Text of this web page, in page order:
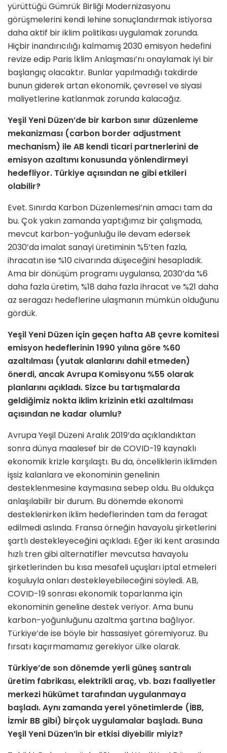
yürüttüğü Gümrük Birliği Modernizasyonu
görüşmelerini kendi lehine sonuçlandırmak istiyorsa
daha aktif bir iklim politikası uygulamak zorunda.
Hiçbir inandırıcılığı kalmamış 2030 emisyon hedefini
revize edip Paris İklim Anlaşması’nı onaylamak iyi bir
başlangıç olacaktır. Bunlar yapılmadığı takdirde
bunun giderek artan ekonomik, çevresel ve siyasi
maliyetlerine katlanmak zorunda kalacağız.
Yeşil Yeni Düzen’de bir karbon sınır düzenleme
mekanizması (carbon border adjustment
mechanism) ile AB kendi ticari partnerlerini de
emisyon azaltımı konusunda yönlendirmeyi
hedefliyor. Türkiye açısından ne gibi etkileri
olabilir?
Evet. Sınırda Karbon Düzenlemesi’nin amacı tam da
bu. Çok yakın zamanda yaptığımız bir çalışmada,
mevcut karbon-yoğunluğu ile devam edersek
2030’da imalat sanayi üretiminin %5’ten fazla,
ihracatın ise %10 civarında düşeceğini hesapladık.
Ama bir dönüşüm programı uygulansa, 2030’da %6
daha fazla üretim, %18 daha fazla ihracat ve %21 daha
az seragazı hedeflerine ulaşmanın mümkün olduğunu
gördük.
Yeşil Yeni Düzen için geçen hafta AB çevre komitesi
emisyon hedeflerinin 1990 yılına göre %60
azaltılması (yutak alanlarını dahil etmeden)
önerdi, ancak Avrupa Komisyonu %55 olarak
planlarını açıkladı. Sizce bu tartışmalarda
geldiğimiz nokta iklim krizinin etki azaltılması
açısından ne kadar olumlu?
Avrupa Yeşil Düzeni Aralık 2019’da açıklandıktan
sonra dünya maalesef bir de COVID-19 kaynaklı
ekonomik krizle karşılaştı. Bu da, önceliklerin iklimden
işsiz kalanlara ve ekonominin genelinin
desteklenmesine kaymasına sebep oldu. Bu oldukça
anlaşılabilir bir durum. Bu dönemde ekonomi
desteklenirken iklim hedeflerinden tam da feragat
edilmedi aslında. Fransa örneğin havayolu şirketlerini
şartlı destekleyeceğini açıkladı. Eğer iki kent arasında
hızlı tren gibi alternatifler mevcutsa havayolu
şirketlerinden bu kısa mesafeli uçuşları iptal etmeleri
koşuluyla onları destekleyebileceğini söyledi. AB,
COVID-19 sonrası ekonomik toparlanma için
ekonominin geneline destek veriyor. Ama bunu
karbon-yoğunluğunu azaltma şartına bağlıyor.
Türkiye’de ise böyle bir hassasiyet göremiyoruz. Bu
fırsatı kaçırmamamız gerekiyor ülke olarak.
Türkiye’de son dönemde yerli güneş santralı
üretim fabrikası, elektrikli araç, vb. bazı faaliyetler
merkezi hükümet tarafından uygulanmaya
başladı. Aynı zamanda yerel yönetimlerde (İBB,
İzmir BB gibi) birçok uygulamalar başladı. Buna
Yeşil Yeni Düzen’in bir etkisi diyebilir miyiz?